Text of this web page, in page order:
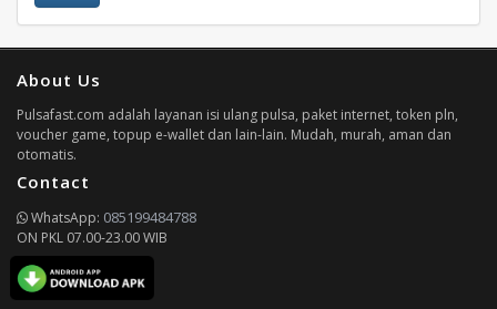
About Us
Pulsafast.com adalah layanan isi ulang pulsa, paket internet, token pln,
voucher game, topup e-wallet dan lain-lain. Mudah, murah, aman dan
otomatis.
Contact
WhatsApp: 085199484788
ON PKL 07.00-23.00 WIB